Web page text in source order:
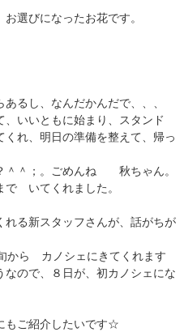
選びになったお花です。
るし、なんだかんだで、、、
いいともに始まり、スタンド
れ、明日の準備を整えて、帰っ
＾＾；。ごめんね 秋ちゃん。
いてくれました。
る新スタッフさんが、話がちが
から カノシェにきてくれます
で、８日が、初カノシェにな
もご紹介したいです☆